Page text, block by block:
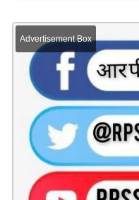
Advertisement Box